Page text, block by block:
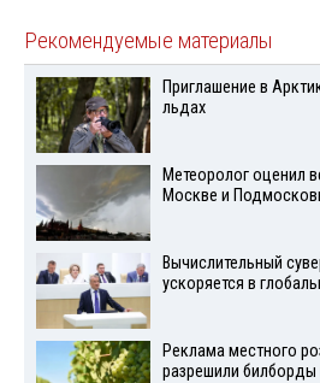
Рекомендуемые материалы
Приглашение в
льдах
Метеоролог оценил
Москве и
Вычислительный
ускоряется в
Реклама местного
разрешили билборды